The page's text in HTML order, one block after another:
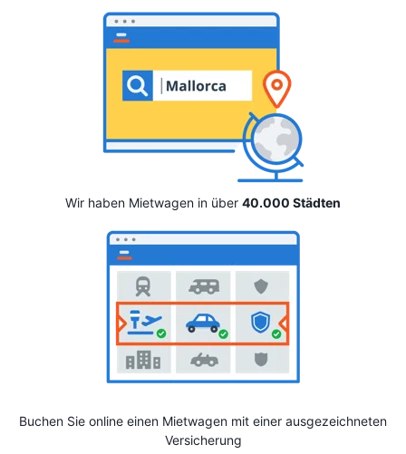
Wir haben Mietwagen in über 40.000 Städten
Buchen Sie online einen Mietwagen mit einer ausgezeichneten
Versicherung